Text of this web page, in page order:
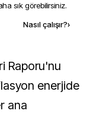
sık görebilirsiniz.
Nasıl çalışır?›
enerjide
ana